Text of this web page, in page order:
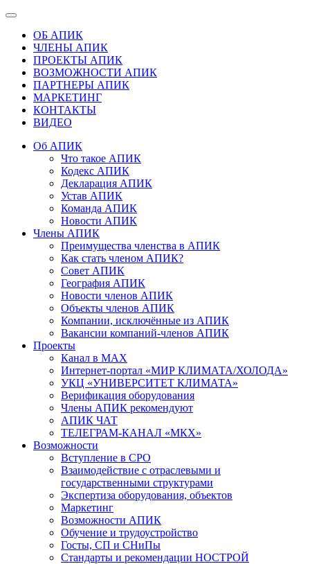
ОБ АПИК
ЧЛЕНЫ АПИК
ПРОЕКТЫ АПИК
ВОЗМОЖНОСТИ АПИК
ПАРТНЕРЫ АПИК
МАРКЕТИНГ
КОНТАКТЫ
ВИДЕО
Об АПИК
Что такое АПИК
Кодекс АПИК
Декларация АПИК
Устав АПИК
Команда АПИК
Новости АПИК
Члены АПИК
Преимущества членства в АПИК
Как стать членом АПИК?
Совет АПИК
География АПИК
Новости членов АПИК
Объекты членов АПИК
Компании, исключённые из АПИК
Вакансии компаний-членов АПИК
Проекты
Канал в MAX
Интернет-портал «МИР КЛИМАТА/ХОЛОДА»
УКЦ «УНИВЕРСИТЕТ КЛИМАТА»
Верификация оборудования
Члены АПИК рекомендуют
АПИК ЧАТ
ТЕЛЕГРАМ-КАНАЛ «МКХ»
Возможности
Вступление в СРО
Взаимодействие с отраслевыми и
государственными структурами
Экспертиза оборудования, объектов
Маркетинг
Возможности АПИК
Обучение и трудоустройство
Госты, СП и СНиПы
Стандарты и рекомендации НОСТРОЙ